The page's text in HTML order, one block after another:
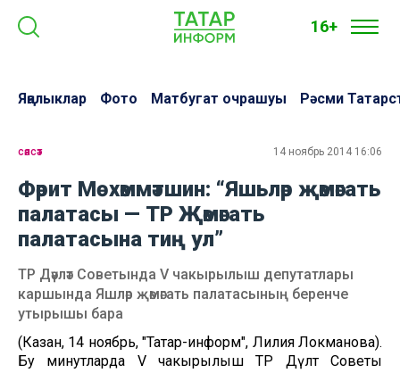
16+
Яңалыклар Фото Матбугат очрашуы Рәсми
сәясәт 14 ноябрь 2014 16:06
Фәрит Мөхәммәтшин: “Яшьләр җәмәгать
палатасы — ТР Җәмәгать
палатасына тиң ул”
ТР Дәүләт Советында V чакырылыш депутатлары
каршында Яшләр җәмәгать палатасының беренче
утырышы бара
(Казан, 14 ноябрь, "Татар-информ", Лилия Локманова).
Бу минутларда V чакырылыш ТР Дәүләт Советы